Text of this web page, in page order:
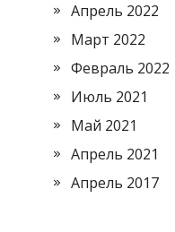
Апрель 2022
Март 2022
Февраль 2022
Июль 2021
Май 2021
Апрель 2021
Апрель 2017